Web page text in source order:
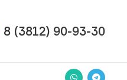
8 (3812) 90-93-30